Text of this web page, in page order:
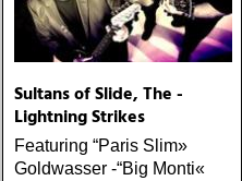
Sultans of Slide, The -
Lightning Strikes
Featuring “Paris Slim»
Goldwasser -“Big Monti«